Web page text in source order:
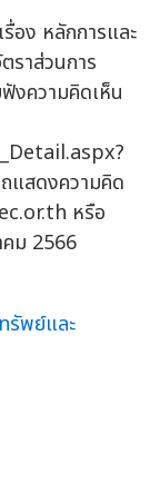
อง หลักการและ
ราส่วนการ
งความคิดเห็น
แสดงความคิด
หรือ
ม 2566
รัพย์และ